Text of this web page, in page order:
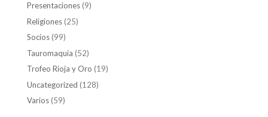
Presentaciones(9)
Religiones(25)
Socios(99)
Tauromaquia (52)
Trofeo Rioja y Oro (19)
Uncategorized (128)
Varios(59)